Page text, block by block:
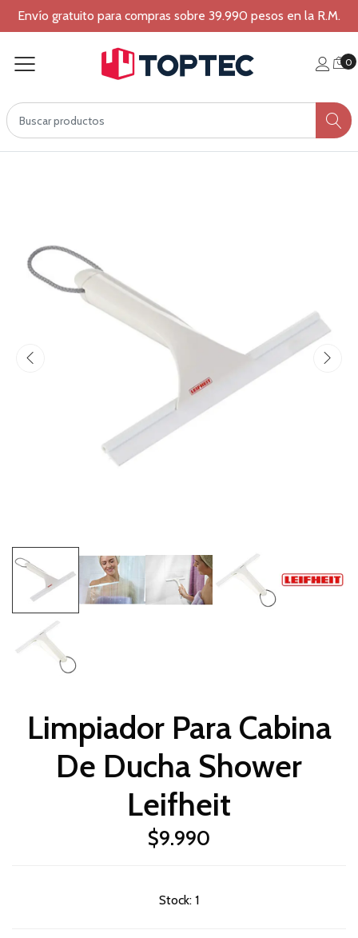
Envío gratuito para compras sobre 39.990 pesos en la R.M.
0
Limpiador Para Cabina
De Ducha Shower
Leifheit
$9.990
Stock: 1